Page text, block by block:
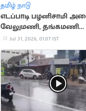
தமிழ் நாடு
எடப்பாடி பழனிசாமி
வேலுமணி, தங்கமணி
ஏற்பார்களா?
Jul 31, 2026, 01:07 IST